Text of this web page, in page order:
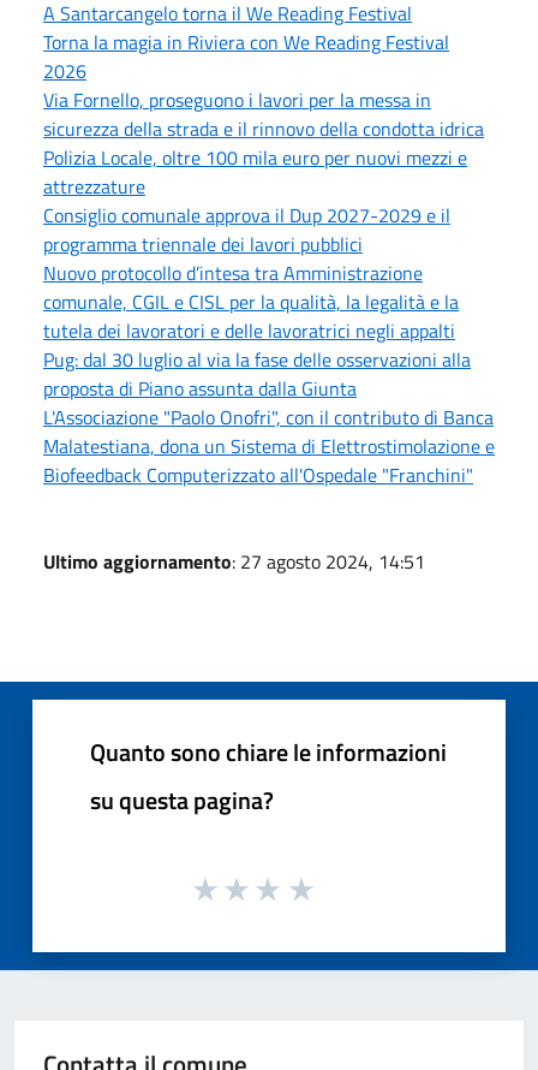
A Santarcangelo torna il We Reading Festival
Torna la magia in Riviera con We Reading Festival
2026
Via Fornello, proseguono i lavori per la messa in
sicurezza della strada e il rinnovo della condotta idrica
Polizia Locale, oltre 100 mila euro per nuovi mezzi e
attrezzature
Consiglio comunale approva il Dup 2027-2029 e il
programma triennale dei lavori pubblici
Nuovo protocollo d’intesa tra Amministrazione
comunale, CGIL e CISL per la qualità, la legalità e la
tutela dei lavoratori e delle lavoratrici negli appalti
Pug: dal 30 luglio al via la fase delle osservazioni alla
proposta di Piano assunta dalla Giunta
L'Associazione "Paolo Onofri", con il contributo di Banca
Malatestiana, dona un Sistema di Elettrostimolazione e
Biofeedback Computerizzato all'Ospedale "Franchini"
Ultimo aggiornamento: 27 agosto 2024, 14:51
Quanto sono chiare le informazioni
su questa pagina?